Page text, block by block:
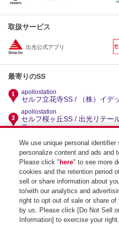
取扱サービス
出光公式アプリ
最寄りのSS
apollostation
セルフ立花寺SS / （株）イデ
apollostation
セルフ桜ヶ丘SS / 出光リテー
ニー
apollostation
セルフ三宅SS / （株）フィー
apollostation
福岡南バイパスSS / （株）
apollostation
竹下SS / （株）イデックスリ
We use unique personal
personalize content and ads and
Please click " here" to see more
cookies and the retention period
sell or share information about
to/with our analytics and
right to opt out of sale or share of
by us. Please click [Do Not Sell
Information] to exercise your